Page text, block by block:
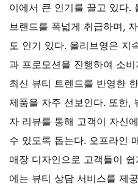
이에서 큰 인기를 끌고 있다.
브랜드를 폭넓게 취급하며,
도 인기 있다. 올리브영은 지
과 프로모션을 진행하여 소
최신 뷰티 트렌드를 반영한
제품을 자주 선보인다. 또한,
자 리뷰를 통해 고객이 자신
수 있도록 돕는다. 오프라인
매장 디자인으로 고객들이
에는 뷰티 상담 서비스를 제